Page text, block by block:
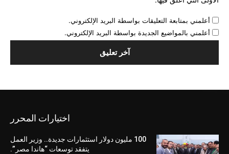
أعلمني بمتابعة التعليقات بواسطة البريد الإلكتروني.
أعلمني بالمواضيع الجديدة بواسطة البريد الإلكتروني.
اختيارات المحرر
100 مليون دولار استثمارات جديدة.. وزير العمل
يتفقد توسعات “هاندا مصر”.